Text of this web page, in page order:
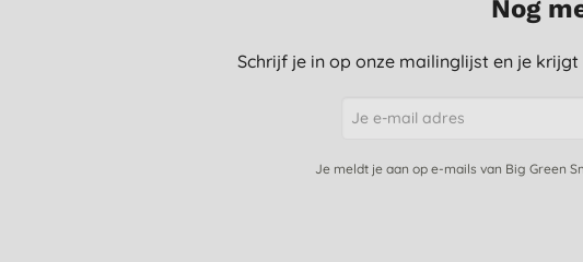
Nog
Schrijf je in op onze mailinglijst en je
Je meldt je aan op e-mails van Big Green